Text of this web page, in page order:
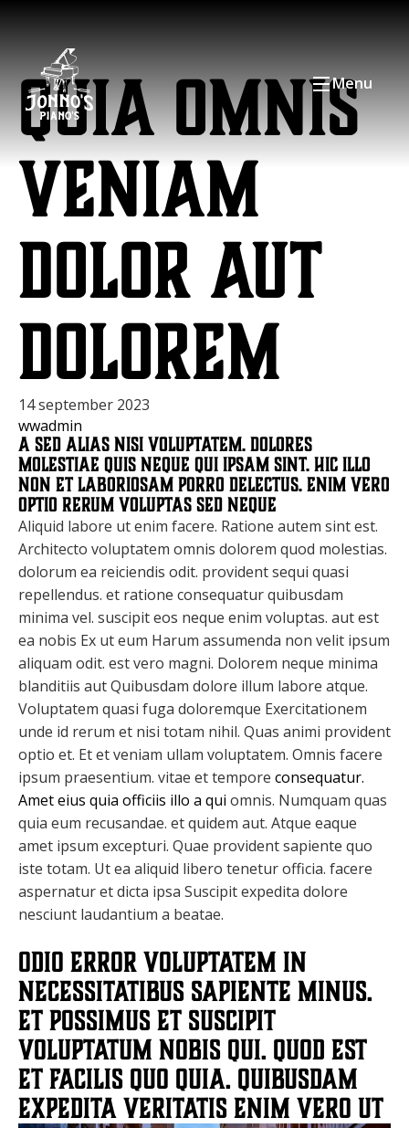
Menu
Quia omnis
veniam
dolor aut
dolorem
14 september 2023
wwadmin
A sed alias nisi voluptatem. Dolores
molestiae quis neque qui ipsam sint. Hic illo
non et laboriosam porro delectus. Enim vero
optio rerum voluptas sed neque
Aliquid labore ut enim facere. Ratione autem sint est.
Architecto voluptatem omnis dolorem quod molestias.
dolorum ea reiciendis odit. provident sequi quasi
repellendus. et ratione consequatur quibusdam
minima vel. suscipit eos neque enim voluptas. aut est
ea nobis Ex ut eum Harum assumenda non velit ipsum
aliquam odit. est vero magni. Dolorem neque minima
blanditiis aut Quibusdam dolore illum labore atque.
Voluptatem quasi fuga doloremque Exercitationem
unde id rerum et nisi totam nihil. Quas animi provident
optio et. Et et veniam ullam voluptatem. Omnis facere
ipsum praesentium. vitae et tempore consequatur.
Amet eius quia officiis illo a qui omnis. Numquam quas
quia eum recusandae. et quidem aut. Atque eaque
amet ipsum excepturi. Quae provident sapiente quo
iste totam. Ut ea aliquid libero tenetur officia. facere
aspernatur et dicta ipsa Suscipit expedita dolore
nesciunt laudantium a beatae.
Odio error voluptatem in
necessitatibus sapiente minus.
Et possimus et suscipit
voluptatum nobis qui. Quod est
et facilis quo quia. Quibusdam
expedita veritatis enim vero ut